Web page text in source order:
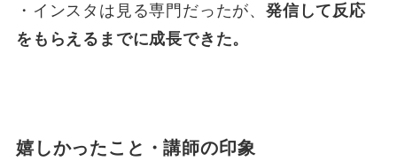
・インスタは見る専門だったが、発信して反応
をもらえるまでに成長できた。
嬉しかったこと・講師の印象